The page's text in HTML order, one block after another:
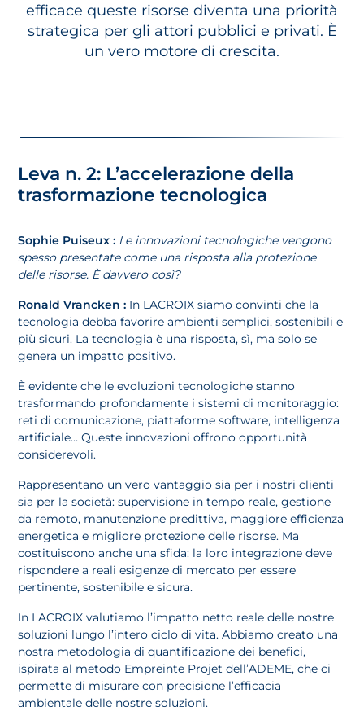
efficace queste risorse diventa una priorità
strategica per gli attori pubblici e privati. È
un vero motore di crescita.
Leva n. 2: L’accelerazione della
trasformazione tecnologica
Sophie Puiseux : Le innovazioni tecnologiche vengono
spesso presentate come una risposta alla protezione
delle risorse. È davvero così?
Ronald Vrancken : In LACROIX siamo convinti che la
tecnologia debba favorire ambienti semplici, sostenibili e
più sicuri. La tecnologia è una risposta, sì, ma solo se
genera un impatto positivo.
È evidente che le evoluzioni tecnologiche stanno
trasformando profondamente i sistemi di monitoraggio:
reti di comunicazione, piattaforme software, intelligenza
artificiale… Queste innovazioni offrono opportunità
considerevoli.
Rappresentano un vero vantaggio sia per i nostri clienti
sia per la società: supervisione in tempo reale, gestione
da remoto, manutenzione predittiva, maggiore efficienza
energetica e migliore protezione delle risorse. Ma
costituiscono anche una sfida: la loro integrazione deve
rispondere a reali esigenze di mercato per essere
pertinente, sostenibile e sicura.
In LACROIX valutiamo l’impatto netto reale delle nostre
soluzioni lungo l’intero ciclo di vita. Abbiamo creato una
nostra metodologia di quantificazione dei benefici,
ispirata al metodo Empreinte Projet dell’ADEME, che ci
permette di misurare con precisione l’efficacia
ambientale delle nostre soluzioni.